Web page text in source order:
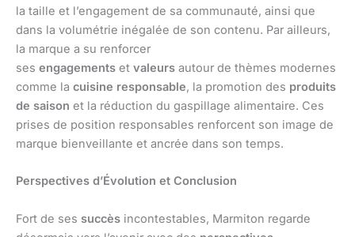
la taille et l’engagement de sa communauté, ainsi que
dans la volumétrie inégalée de son contenu. Par ailleurs,
la marque a su renforcer
ses engagements et valeurs autour de thèmes modernes
comme la cuisine responsable, la promotion des produits
de saison et la réduction du gaspillage alimentaire. Ces
prises de position responsables renforcent son image de
marque bienveillante et ancrée dans son temps.
Perspectives d’Évolution et Conclusion
Fort de ses succès incontestables, Marmiton regarde